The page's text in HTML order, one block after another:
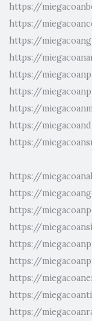
https://
https://
https://
https://
https://
https://
https://
https://
https://
https://
https://
https://
https://
https://
https://
https://
https://
https://